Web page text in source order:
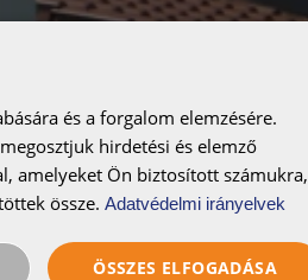
és a forgalom elemzésére.
hirdetési és elemző
amelyeket Ön biztosított számukra,
össze. Adatvédelmi irányelvek
ÖSSZES ELFOGADÁSA